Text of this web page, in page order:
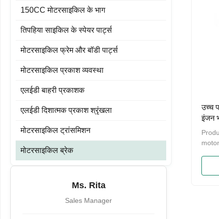
150CC मोटरसाइकिल के भाग
तिपहिया साइकिल के स्पेयर पार्ट्स
मोटरसाइकिल फ्रेम और बॉडी पार्ट्स
मोटरसाइकिल प्रकाश व्यवस्था
एलईडी बाहरी प्रकाशक
एलईडी दिशात्मक प्रकाश श्रृंखला
मोटरसाइकिल ट्रांसमिशन
मोटरसाइकिल ब्रेक
Ms. Rita
Sales Manager
उच्च
इंजन